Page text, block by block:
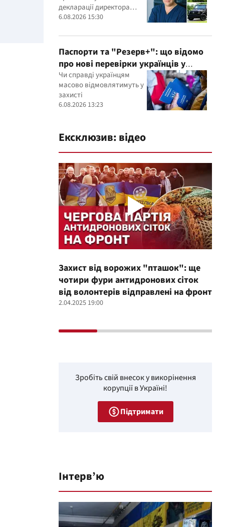
Маньковського і що каже НАЗК?
декларації директора
кардіоцентру Георгія
6.08.2026 15:30
Паспорти та "Резерв+": що відомо
про нові перевірки українців у
Румунії
Чи справді українцям
масово відмовлятимуть у
захисті
6.08.2026 13:23
Ексклюзив: відео
Захист від ворожих "пташок": ще
чотири фури антидронових сіток
від волонтерів відправлені на фронт
2.04.2025 19:00
Зробіть свій внесок у викорінення
корупції в Україні!
Підтримати
Інтерв’ю